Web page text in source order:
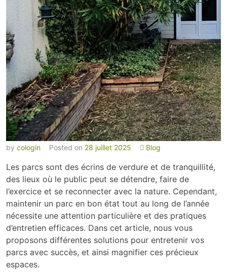
by cologin Posted on 28 juillet 2025 Blog
Les parcs sont des écrins de verdure et de tranquillité,
des lieux où le public peut se détendre, faire de
l’exercice et se reconnecter avec la nature. Cependant,
maintenir un parc en bon état tout au long de l’année
nécessite une attention particulière et des pratiques
d’entretien efficaces. Dans cet article, nous vous
proposons différentes solutions pour entretenir vos
parcs avec succès, et ainsi magnifier ces précieux
espaces.